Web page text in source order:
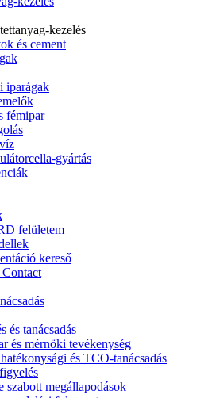
kezelés
és cement
iparágak
fémipar
gyártás
felületem
kereső
Contact
és tanácsadás
és mérnöki tevékenység
és TCO-tanácsadás
szabott megállapodások